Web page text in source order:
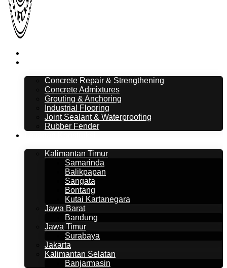
Concrete Repair & Strengthening
Concrete Admixtures
Grouting & Anchoring
Industrial Flooring
Joint Sealant & Waterproofing
Rubber Fender
Kalimantan Timur
Samarinda
Balikpapan
Sangata
Bontang
Kutai Kartanegara
Jawa Barat
Bandung
Jawa Timur
Surabaya
Jakarta
Kalimantan Selatan
Banjarmasin